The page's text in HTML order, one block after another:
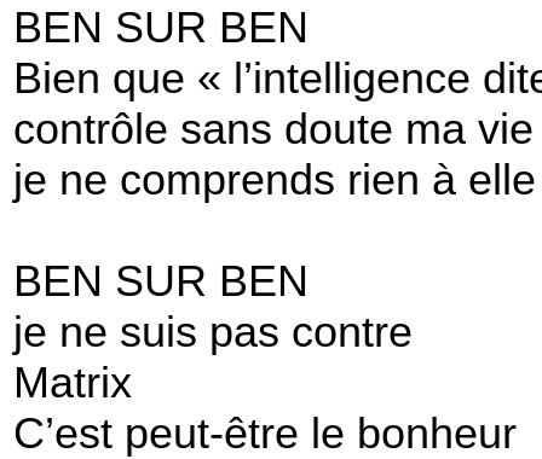
BEN SUR BEN
Bien que « l’intelligence
contrôle sans doute ma vie
je ne comprends rien à elle
BEN SUR BEN
je ne suis pas contre
Matrix
C’est peut-être le bonheur